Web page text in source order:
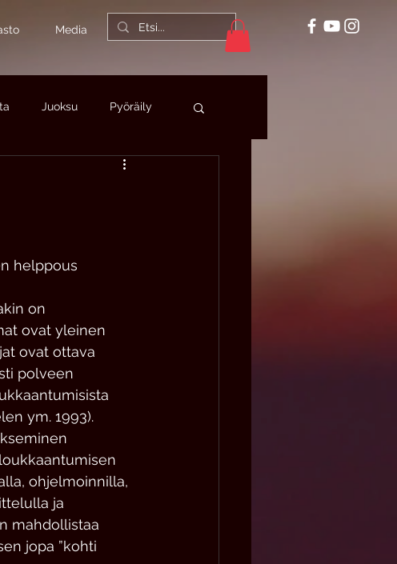
Media
Juoksu Pyöräily
Urheilufysioterapia
helppous
on
ovat yleinen
ovat ottava
polveen
ym. 1993).
ohjelmoinnilla,
ja
mahdollistaa
jopa ”kohti